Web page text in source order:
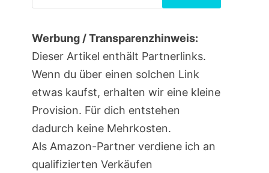
nach:
Werbung / Transparenzhinweis:
Dieser Artikel enthält Partnerlinks.
Wenn du über einen solchen Link
etwas kaufst, erhalten wir eine kleine
Provision. Für dich entstehen
dadurch keine Mehrkosten.
Als Amazon-Partner verdiene ich an
qualifizierten Verkäufen